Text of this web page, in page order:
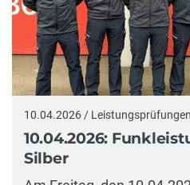
10.04.2026 /
10.04.2026:
Silber